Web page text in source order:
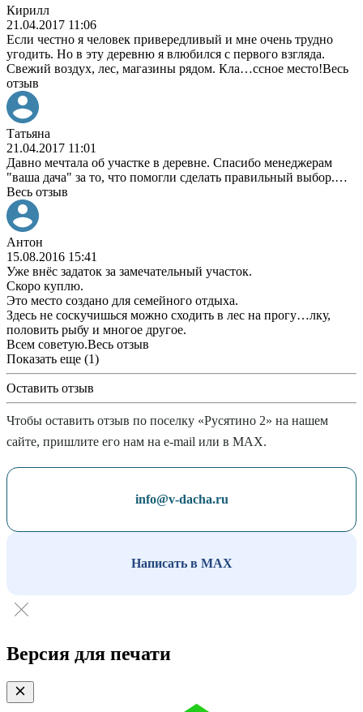
Кирилл
21.04.2017 11:06
Если честно я человек привередливый и мне очень трудно
угодить. Но в эту деревню я влюбился с первого взгляда.
Свежий воздух, лес, магазины рядом. Кла…ссное место!Весь
отзыв
Татьяна
21.04.2017 11:01
Давно мечтала об участке в деревне. Спасибо менеджерам
"ваша дача" за то, что помогли сделать правильный выбор.…
Весь отзыв
Антон
15.08.2016 15:41
Уже внёс задаток за замечательный участок.
Скоро куплю.
Это место создано для семейного отдыха.
Здесь не соскучишься можно сходить в лес на прогу…лку,
половить рыбу и многое другое.
Всем советую.Весь отзыв
Показать еще (1)
Оставить отзыв
Чтобы оставить отзыв по поселку «Русятино 2» на нашем
сайте, пришлите его нам на e-mail или в MAX.
info@v-dacha.ru
Написать в MAX
Версия для печати